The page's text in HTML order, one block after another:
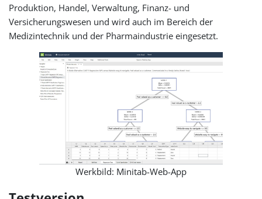
Produktion, Handel, Verwaltung, Finanz- und
Versicherungswesen und wird auch im Bereich der
Medizintechnik und der Pharmaindustrie eingesetzt.
Werkbild: Minitab-Web-App